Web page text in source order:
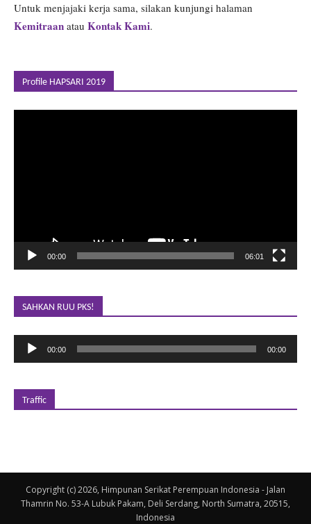
Untuk menjajaki kerja sama, silakan kunjungi halaman
Kemitraan atau Kontak Kami.
Profile HAPSARI 2019
00:00 06:01
SAHKAN RUU PKS!
Pemutar
Audio
00:00 00:00
Traffic
Copyright (c) 2026, Himpunan Serikat Perempuan Indonesia - Jalan
Thamrin No. 53-A Lubuk Pakam, Deli Serdang, North Sumatra, 20515,
Indonesia